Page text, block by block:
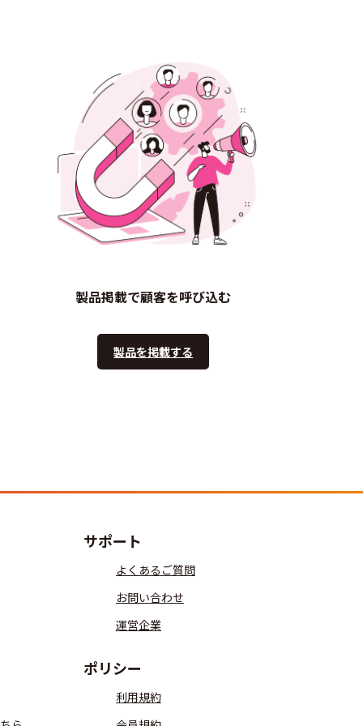
製品掲載で顧客を呼び込む
製品を掲載する
サポート
よくあるご質問
お問い合わせ
運営企業
ポリシー
利用規約